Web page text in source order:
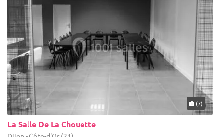
(7)
La Salle De La Chouette